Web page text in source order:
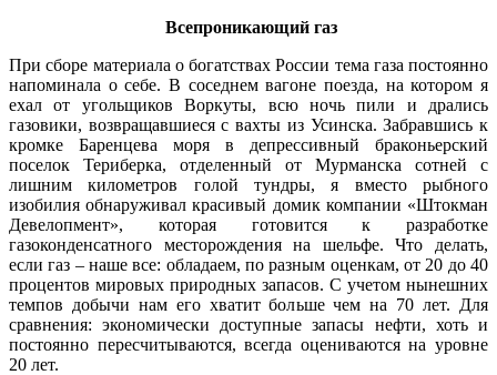
Всепроникающий газ
При сборе материала о богатствах России тема газа постоянно
напоминала о себе. В соседнем вагоне поезда, на котором я
ехал от угольщиков Воркуты, всю ночь пили и дрались
газовики, возвращавшиеся с вахты из Усинска. Забравшись к
кромке Баренцева моря в депрессивный браконьерский
поселок Териберка, отделенный от Мурманска сотней с
лишним километров голой тундры, я вместо рыбного
изобилия обнаруживал красивый домик компании «Штокман
Девелопмент», которая готовится к разработке
газоконденсатного месторождения на шельфе. Что делать,
если газ – наше все: обладаем, по разным оценкам, от 20 до 40
процентов мировых природных запасов. С учетом нынешних
темпов добычи нам его хватит больше чем на 70 лет. Для
сравнения: экономически доступные запасы нефти, хоть и
постоянно пересчитываются, всегда оцениваются на уровне
20 лет.